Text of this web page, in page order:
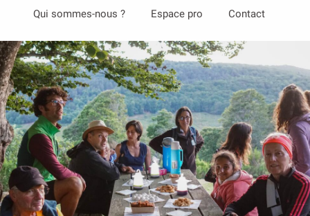
contenu
principal
Qui sommes-nous ? Espace pro Contact